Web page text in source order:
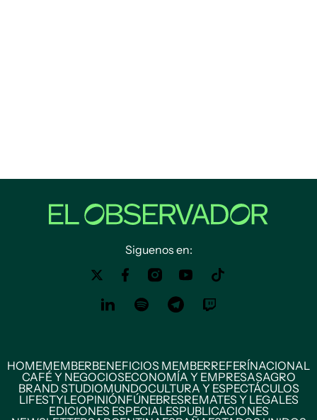
Siguenos en:
HOMEMEMBERBENEFICIOS MEMBERREFERÍNACIONAL
CAFÉ Y NEGOCIOSECONOMÍA Y EMPRESASAGRO
BRAND STUDIOMUNDOCULTURA Y ESPECTÁCULOS
LIFESTYLEOPINIÓNFÚNEBRESREMATES Y LEGALES
EDICIONES ESPECIALESPUBLICACIONES